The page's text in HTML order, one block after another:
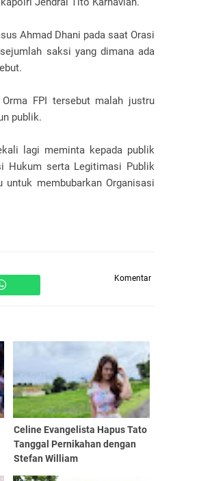
Ahmad Dhani pada saat Orasi
saksi yang dimana ada
FPI tersebut malah justru
publik.
lagi meminta kepada publik
Hukum serta Legitimasi Publik
membubarkan Organisasi
Komentar
Celine Evangelista Hapus Tato
Tanggal Pernikahan dengan
Stefan William